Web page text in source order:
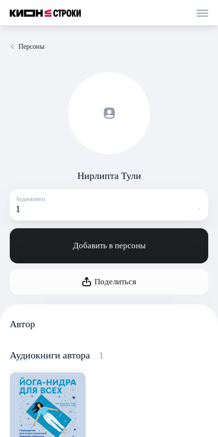
Персоны
Нирлипта Тули
Аудиокниги
1
Добавить в персоны
Поделиться
Автор
Аудиокниги автора 1